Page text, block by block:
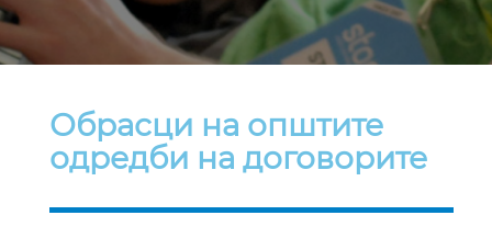
Обрасци на општите
одредби на договорите